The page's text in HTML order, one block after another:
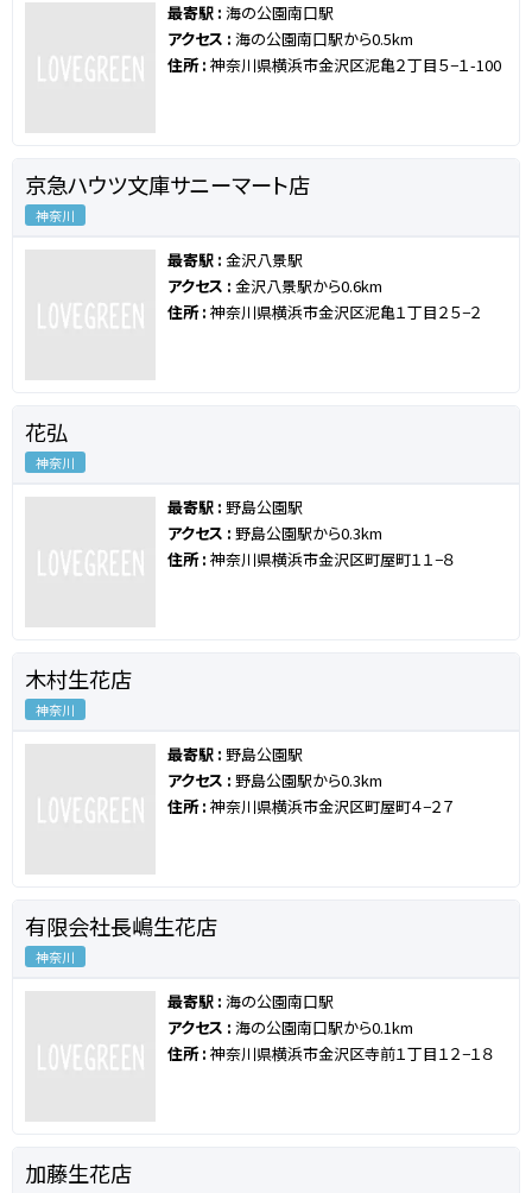
最寄駅 : 海の公園南口駅
アクセス : 海の公園南口駅から0.5km
住所 : 神奈川県横浜市金沢区泥亀２丁目５−１-100
京急ハウツ文庫サニーマート店
神奈川
最寄駅 : 金沢八景駅
アクセス : 金沢八景駅から0.6km
住所 : 神奈川県横浜市金沢区泥亀１丁目２５−２
花弘
神奈川
最寄駅 : 野島公園駅
アクセス : 野島公園駅から0.3km
住所 : 神奈川県横浜市金沢区町屋町１１−８
木村生花店
神奈川
最寄駅 : 野島公園駅
アクセス : 野島公園駅から0.3km
住所 : 神奈川県横浜市金沢区町屋町４−２７
有限会社長嶋生花店
神奈川
最寄駅 : 海の公園南口駅
アクセス : 海の公園南口駅から0.1km
住所 : 神奈川県横浜市金沢区寺前１丁目１２−１８
加藤生花店